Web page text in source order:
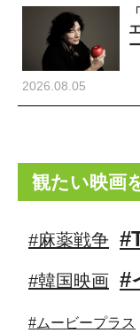
2026.08.05
観たい映画
#麻薬戦争
#韓国映画 #
#ムービープラス